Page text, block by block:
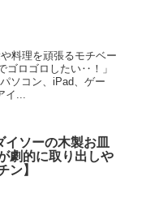
料理を頑張るモチベー
ゴロゴロしたい‥！」
ソコン、iPad、ゲー
イ...
イソーの木製お皿
劇的に取り出しや
ン】